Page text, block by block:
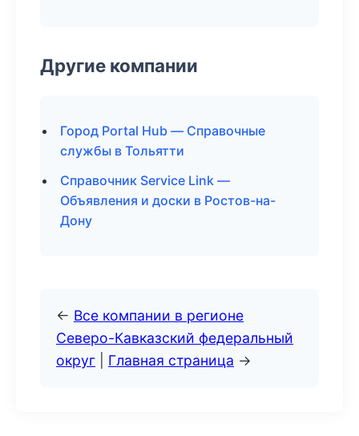
Другие компании
Город Portal Hub — Справочные
службы в Тольятти
Справочник Service Link —
Объявления и доски в Ростов-на-
Дону
← Все компании в регионе
Северо-Кавказский федеральный
округ
Главная страница →